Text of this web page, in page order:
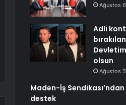
Ağustos
Adli
olsun
Ağustos
Maden-İş Sendikası’ndan
destek